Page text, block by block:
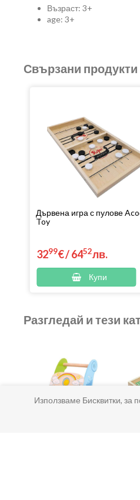
Възраст: 3+
age: 3+
Свързани продукти
Дървена игра с пулове
Toy
3299€/6452лв.
Купи
Разгледай и тези
Използваме Бисквитки, за